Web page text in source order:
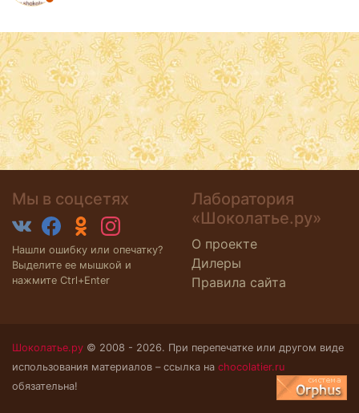
Мы в соцсетях
Нашли ошибку или опечатку?
Выделите ее мышкой и
нажмите Ctrl+Enter
Лаборатория
«Шоколатье.ру»
О проекте
Дилеры
Правила сайта
Шоколатье.ру © 2008 - 2026. При перепечатке или другом виде
использования материалов – ссылка на chocolatier.ru
обязательна!